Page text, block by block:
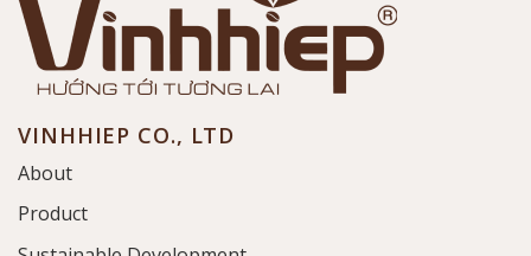
VINHHIEP CO., LTD
About
Product